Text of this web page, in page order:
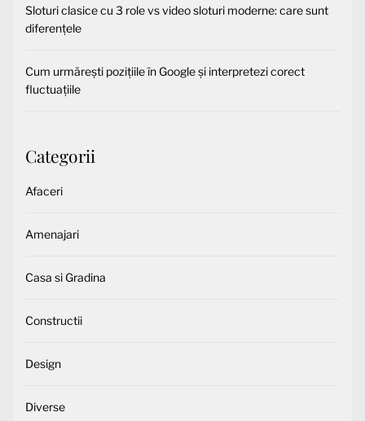
Sloturi clasice cu 3 role vs video sloturi moderne: care sunt
diferențele
Cum urmărești pozițiile în Google și interpretezi corect
fluctuațiile
Categorii
Afaceri
Amenajari
Casa si Gradina
Constructii
Design
Diverse